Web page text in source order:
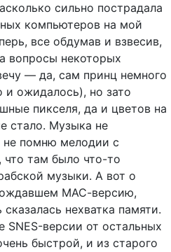
сильно пострадала
компьютеров на мой
все обдумав и взвесив,
вопросы некоторых
— да, сам принц немного
и ожидалось), но зато
пикселя, да и цветов на
стало. Музыка не
не помню мелодии с
что там было что-то
музыки. А вот о
МАС-версию,
нехватка памяти.
SNES-версии от остальных
быстрой, и из старого